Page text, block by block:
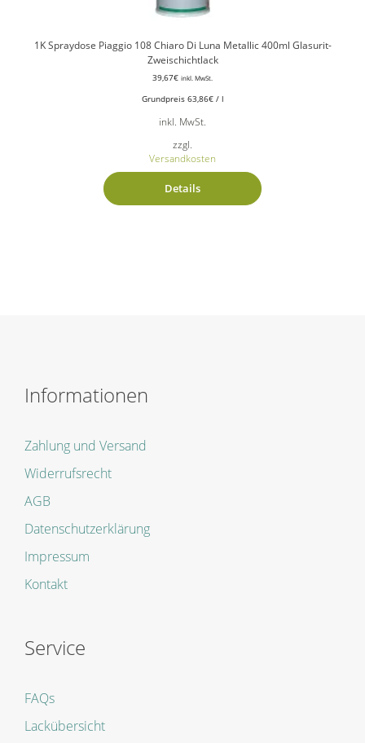
1K Spraydose Piaggio 108 Chiaro Di Luna Metallic 400ml Glasurit-
Zweischichtlack
39,67€ inkl. MwSt.
Grundpreis 63,86€/ l
inkl. MwSt.
zzgl.
Versandkosten
Details
Informationen
Zahlung und Versand
Widerrufsrecht
AGB
Datenschutzerklärung
Impressum
Kontakt
Service
FAQs
Lackübersicht